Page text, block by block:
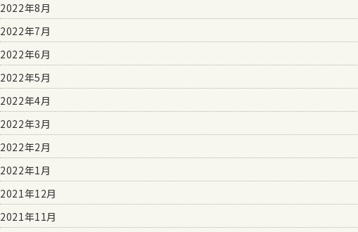
2022年8月
2022年7月
2022年6月
2022年5月
2022年4月
2022年3月
2022年2月
2022年1月
2021年12月
2021年11月